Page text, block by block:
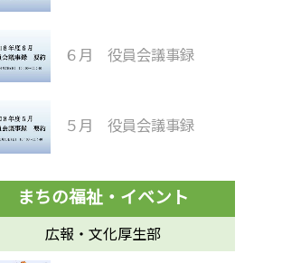
６月 役員会議事録
５月 役員会議事録
広報・文化厚生部